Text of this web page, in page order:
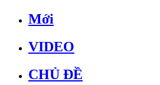
Mới
VIDEO
CHỦ ĐỀ